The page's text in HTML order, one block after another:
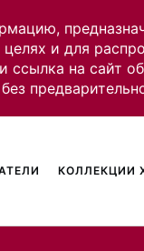
и для
на сайт
КОЛЛЕКЦИИ